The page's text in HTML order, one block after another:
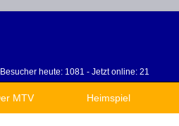
heute: 1081 - Jetzt online: 21
MTV Heimspiel